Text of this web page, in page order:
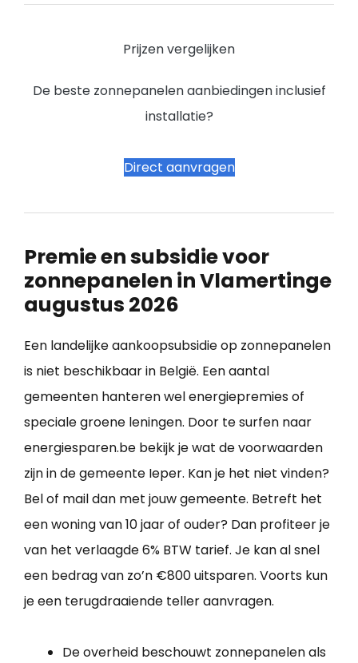
Prijzen vergelijken
De beste zonnepanelen aanbiedingen inclusief
installatie?
Direct aanvragen
Premie en subsidie voor
zonnepanelen in Vlamertinge
augustus 2026
Een landelijke aankoopsubsidie op zonnepanelen
is niet beschikbaar in België. Een aantal
gemeenten hanteren wel energiepremies of
speciale groene leningen. Door te surfen naar
energiesparen.be bekijk je wat de voorwaarden
zijn in de gemeente Ieper. Kan je het niet vinden?
Bel of mail dan met jouw gemeente. Betreft het
een woning van 10 jaar of ouder? Dan profiteer je
van het verlaagde 6% BTW tarief. Je kan al snel
een bedrag van zo’n €800 uitsparen. Voorts kun
je een terugdraaiende teller aanvragen.
De overheid beschouwt zonnepanelen als